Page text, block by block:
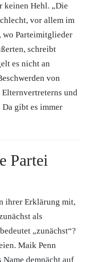
keinen Hehl. „Die
vor allem im
wo Parteimitglieder
schreibt
es nicht an
von
und
gibt es immer
Partei
ihrer Erklärung mit,
als
„zunächst“?
Maik Penn
Name demnächt auf